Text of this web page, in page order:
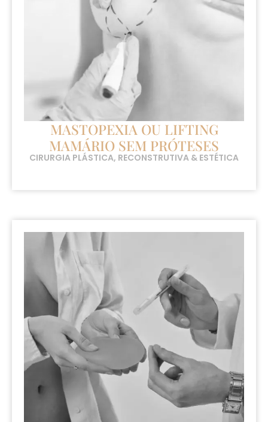
MASTOPEXIA OU LIFTING
MAMÁRIO SEM PRÓTESES
CIRURGIA PLÁSTICA, RECONSTRUTIVA & ESTÉTICA